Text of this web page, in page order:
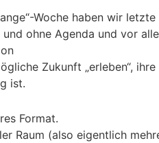
Woche haben wir
ohne Agenda und vor
Zukunft „erleben“,
ist.
Format.
Raum (also eigentlich